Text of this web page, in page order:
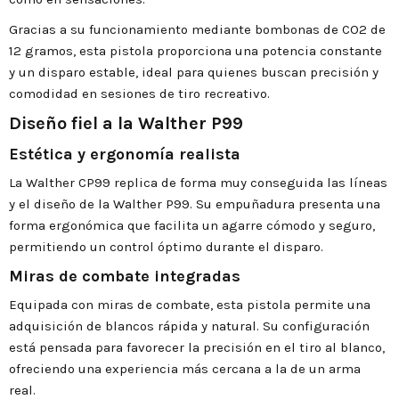
Gracias a su funcionamiento mediante bombonas de CO2 de
12 gramos, esta pistola proporciona una potencia constante
y un disparo estable, ideal para quienes buscan precisión y
comodidad en sesiones de tiro recreativo.
Diseño fiel a la Walther P99
Estética y ergonomía realista
La Walther CP99 replica de forma muy conseguida las líneas
y el diseño de la Walther P99. Su empuñadura presenta una
forma ergonómica que facilita un agarre cómodo y seguro,
permitiendo un control óptimo durante el disparo.
Miras de combate integradas
Equipada con miras de combate, esta pistola permite una
adquisición de blancos rápida y natural. Su configuración
está pensada para favorecer la precisión en el tiro al blanco,
ofreciendo una experiencia más cercana a la de un arma
real.